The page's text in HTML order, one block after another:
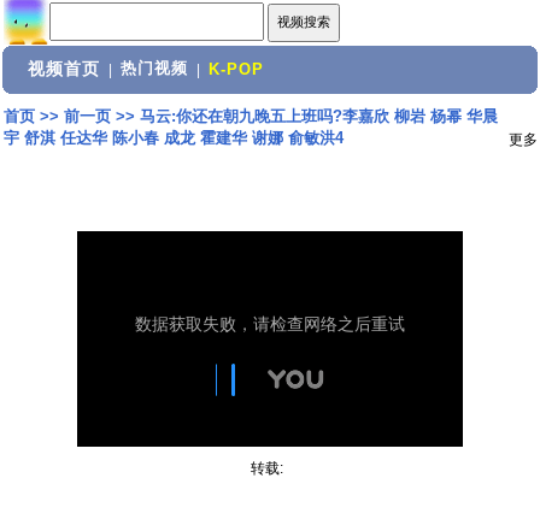
视频首页 热门视频 K-POP
首页>> 前一页>> 马云:你还在朝九晚五上班吗?李嘉欣 柳岩 杨幂 华晨
宇 舒淇 任达华 陈小春 成龙 霍建华 谢娜 俞敏洪4
更多
转载: